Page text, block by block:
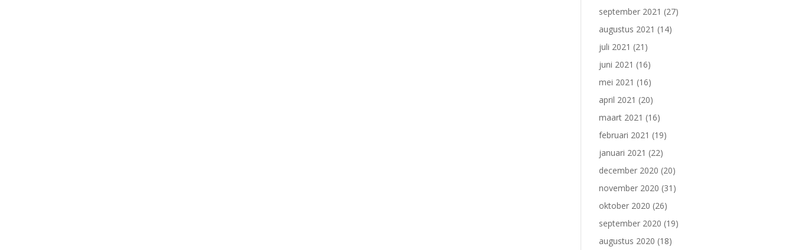
september 2021 (27)
augustus 2021 (14)
juli 2021 (21)
juni 2021 (16)
mei 2021 (16)
april 2021 (20)
maart 2021 (16)
februari 2021 (19)
januari 2021 (22)
december 2020 (20)
november 2020 (31)
oktober 2020 (26)
september 2020 (19)
augustus 2020 (18)